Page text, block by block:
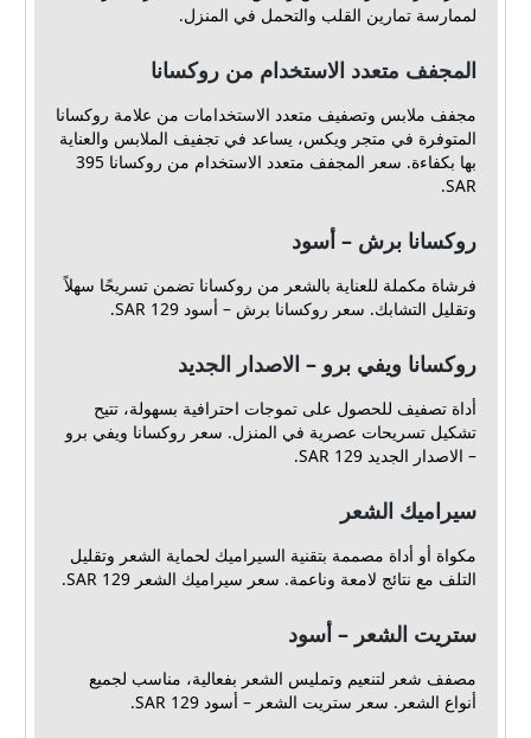
لممارسة تمارين القلب والتحمل في المنزل.
المجفف متعدد الاستخدام من روكسانا
مجفف ملابس وتصفيف متعدد الاستخدامات من علامة روكسانا
المتوفرة في متجر ويكس، يساعد في تجفيف الملابس والعناية
بها بكفاءة. سعر المجفف متعدد الاستخدام من روكسانا 395
SAR.
روكسانا برش – أسود
فرشاة مكملة للعناية بالشعر من روكسانا تضمن تسريحًا سهلاً
وتقليل التشابك. سعر روكسانا برش – أسود 129 SAR.
روكسانا ويفي برو – الاصدار الجديد
أداة تصفيف للحصول على تموجات احترافية بسهولة، تتيح
تشكيل تسريحات عصرية في المنزل. سعر روكسانا ويفي برو
– الاصدار الجديد 129 SAR.
سيراميك الشعر
مكواة أو أداة مصممة بتقنية السيراميك لحماية الشعر وتقليل
التلف مع نتائج لامعة وناعمة. سعر سيراميك الشعر 129 SAR.
ستريت الشعر – أسود
مصفف شعر لتنعيم وتمليس الشعر بفعالية، مناسب لجميع
أنواع الشعر. سعر ستريت الشعر – أسود 129 SAR.